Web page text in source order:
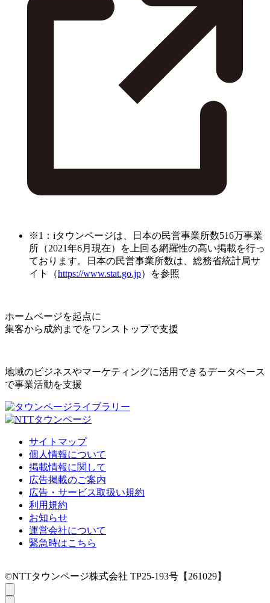
※1：iタウンページは、日本の民営事業所数516万事業
所（2021年6月現在）を上回る網羅性の高い掲載を行っ
ております。日本の民営事業所数は、総務省統計局サ
イト（https://www.stat.go.jp）を参照
ホームページを起点に
集客から成約までをワンストップで支援
地域のビジネスやマーケティングに活用できるデータベース
で事業活動を支援
サイトマップ
個人情報について
掲載情報に関して
広告掲載のご案内
広告・サービス取扱い規約
利用規約
お知らせ
運営会社について
緊急時はこちら
©NTTタウンページ株式会社 TP25-193号【261029】